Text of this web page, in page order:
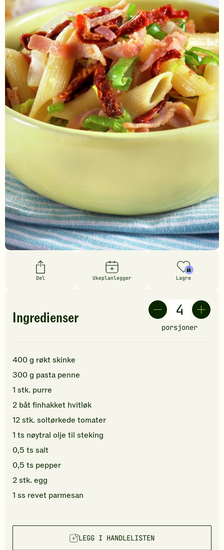
Del Ukeplanlegger Lagre
Ingredienser
porsjoner
400g røkt skinke
300g pasta penne
1 stk. purre
2 båtfinhakket hvitløk
12stk. soltørkede tomater
1 ts nøytral olje til steking
0,5 ts salt
0,5 ts pepper
2stk. egg
1 ss revet parmesan
LEGG I HANDLELISTEN